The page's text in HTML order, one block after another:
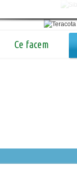
Ce facem